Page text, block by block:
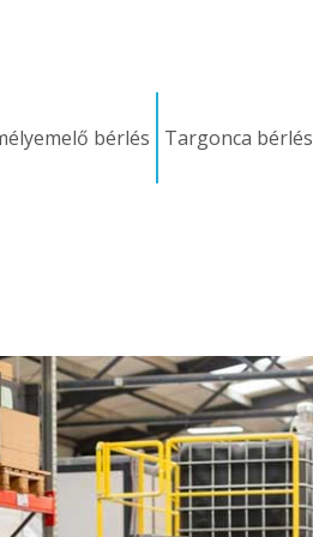
bérlés Targonca bérlés